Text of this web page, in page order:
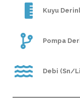
Kuyu
Pompa
Debi (Sn/